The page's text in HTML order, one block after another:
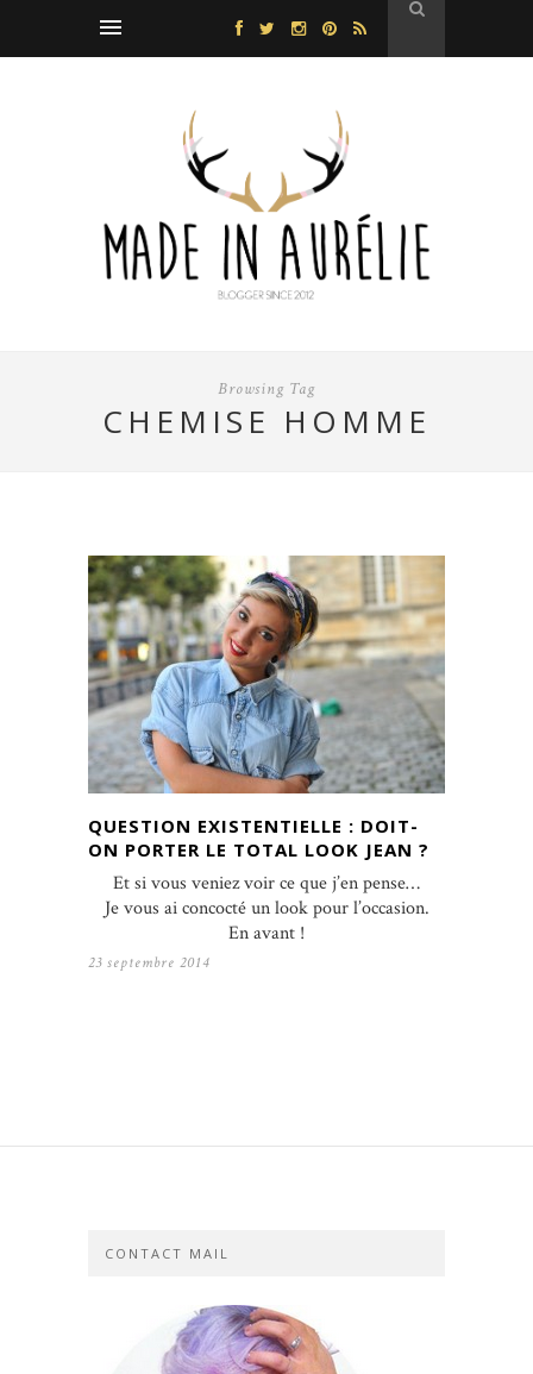
Browsing Tag
CHEMISE HOMME
QUESTION EXISTENTIELLE : DOIT-
ON PORTER LE TOTAL LOOK JEAN ?
Et si vous veniez voir ce que j’en pense…
Je vous ai concocté un look pour l’occasion.
En avant !
23 septembre 2014
CONTACT MAIL